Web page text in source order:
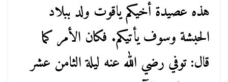
هذه عصيدة أخيكم ياقوت ولد ببلاد
الحبشة وسوف يأتيكم. فكان الأمر كما
قال: توفي رضي الله عنه ليلة الثامن عشر